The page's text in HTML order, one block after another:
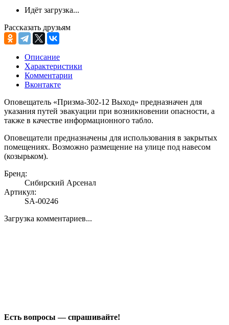
Идёт загрузка...
Рассказать друзьям
Описание
Характеристики
Комментарии
Вконтакте
Оповещатель «Призма-302-12 Выход» предназначен для
указания путей эвакуации при возникновении опасности, а
также в качестве информационного табло.
Оповещатели предназначены для использования в закрытых
помещениях. Возможно размещение на улице под навесом
(козырьком).
Бренд:
Сибирский Арсенал
Артикул:
SA-00246
Загрузка комментариев...
Есть вопросы — спрашивайте!